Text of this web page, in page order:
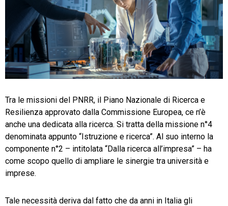
Financial Solutions
HR
Trust Services
TeamSystem Store
Tra le missioni del PNRR, il Piano Nazionale di Ricerca e
Resilienza approvato dalla Commissione Europea, ce n’è
anche una dedicata alla ricerca. Si tratta della missione n°4
denominata appunto “Istruzione e ricerca”. Al suo interno la
componente n°2 – intitolata “Dalla ricerca all’impresa” – ha
come scopo quello di ampliare le sinergie tra università e
imprese.
Tale necessità deriva dal fatto che da anni in Italia gli